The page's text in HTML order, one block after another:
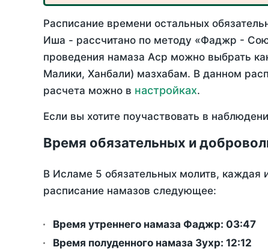
Расписание времени остальных
Иша - рассчитано по методу «Фаджр -
проведения намаза Аср можно выбрать
Малики, Ханбали) мазхабам. В данном
расчета можно в настройках.
Если вы хотите поучаствовать в
Время обязательных и
В Исламе 5 обязательных молитв,
расписание намазов следующее:
Время утреннего намаза Фаджр: 03:47
Время полуденного намаза Зухр: 12:12